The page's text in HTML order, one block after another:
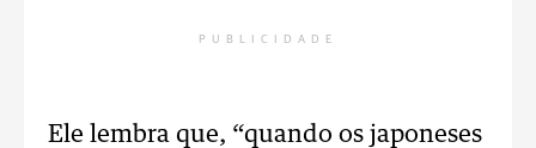
PUBLICIDADE
Ele lembra que, “quando os japoneses